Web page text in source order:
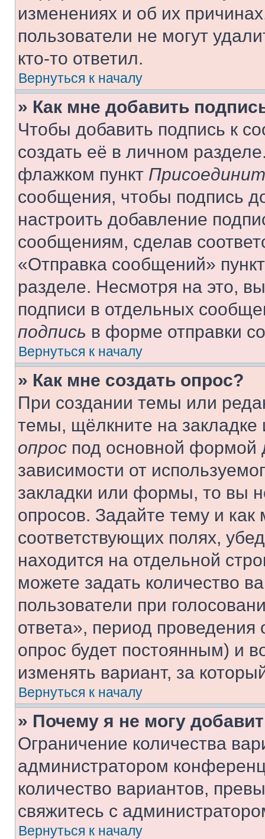
изменениях и об их
пользователи не могут
кто-то ответил.
Вернуться к началу
» Как мне добавить
Чтобы добавить подпись к
создать её в личном
флажком пункт
сообщения, чтобы подпись
настроить добавление
сообщениям, сделав
«Отправка сообщений»
разделе. Несмотря на это,
подписи в отдельных
подпись в форме отправки
Вернуться к началу
» Как мне создать опрос?
При создании темы или
темы, щёлкните на
опрос под основной формой
зависимости от
закладки или формы, то вы
опросов. Задайте тему и
соответствующих полях,
находится на отдельной
можете задать количество
пользователи при
ответа», период проведения
опрос будет постоянным) и
изменять вариант, за
Вернуться к началу
» Почему я не могу
Ограничение количества
администратором
количество вариантов,
свяжитесь с
Вернуться к началу